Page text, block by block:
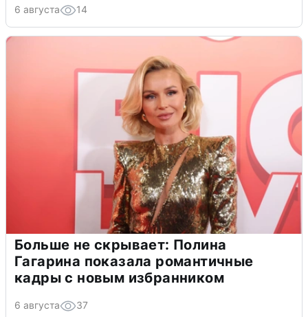
6 августа 14
Больше не скрывает: Полина
Гагарина показала романтичные
кадры с новым избранником
6 августа 37